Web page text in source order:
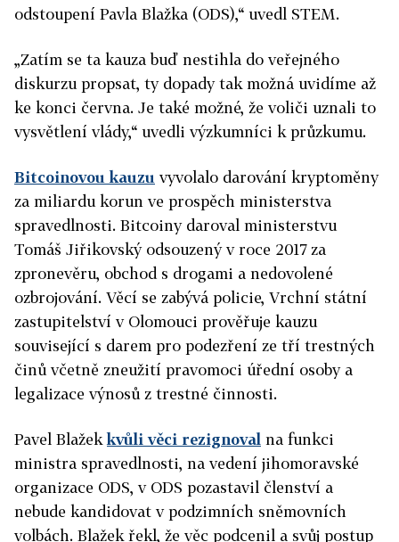
odstoupení Pavla Blažka (ODS),“ uvedl STEM.
„Zatím se ta kauza buď nestihla do veřejného
diskurzu propsat, ty dopady tak možná uvidíme až
ke konci června. Je také možné, že voliči uznali to
vysvětlení vlády,“ uvedli výzkumníci k průzkumu.
Bitcoinovou kauzu vyvolalo darování kryptoměny
za miliardu korun ve prospěch ministerstva
spravedlnosti. Bitcoiny daroval ministerstvu
Tomáš Jiřikovský odsouzený v roce 2017 za
zpronevěru, obchod s drogami a nedovolené
ozbrojování. Věcí se zabývá policie, Vrchní státní
zastupitelství v Olomouci prověřuje kauzu
související s darem pro podezření ze tří trestných
činů včetně zneužití pravomoci úřední osoby a
legalizace výnosů z trestné činnosti.
Pavel Blažekkvůli věci rezignoval na funkci
ministra spravedlnosti, na vedení jihomoravské
organizace ODS, v ODS pozastavil členství a
nebude kandidovat v podzimních sněmovních
volbách. Blažek řekl, že věc podcenil a svůj postup